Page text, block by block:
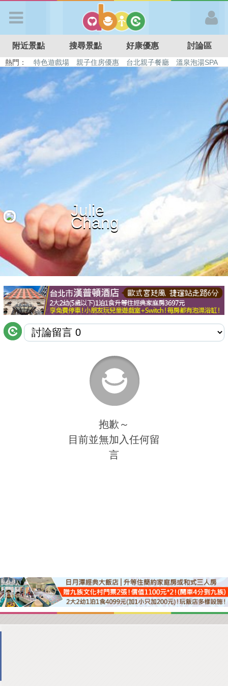
APP登入
首 頁
搜尋景點
好康優惠
最新留言
商家合作
推薦景點
討論區
聯絡我們
附近景點 搜尋景點 好康優惠 討論區
熱門： 特色遊戲場 親子住房優惠 台北親子餐廳
溫泉泡湯SPA
溜滑梯民宿
觀光工廠 日本親子景點
Julie
Chang
抱歉～
目前並無加入任何留
言